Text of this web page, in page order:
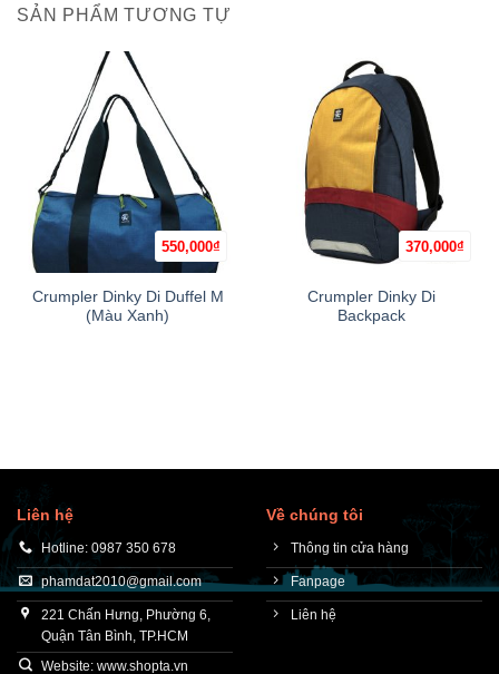
SẢN PHẨM TƯƠNG TỰ
550,000₫
Crumpler Dinky Di Duffel M
(Màu Xanh)
370,000₫
Crumpler Dinky Di
Backpack
Liên hệ
Hotline: 0987 350 678
phamdat2010@gmail.com
221 Chấn Hưng, Phường 6,
Quận Tân Bình, TP.HCM
Website: www.shopta.vn
Về chúng tôi
Thông tin cửa hàng
Fanpage
Liên hệ